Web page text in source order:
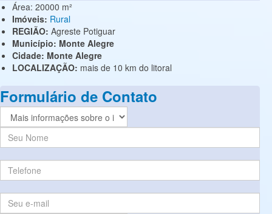
Área: 20000 m²
Imóveis: Rural
REGIÃO: Agreste Potiguar
Município: Monte Alegre
Cidade: Monte Alegre
LOCALIZAÇÃO: mais de 10 km do litoral
Formulário de Contato